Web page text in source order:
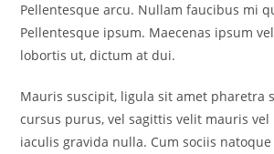
Pellentesque arcu. Nullam faucibus mi
Pellentesque ipsum. Maecenas ipsum
lobortis ut, dictum at dui.
Mauris suscipit, ligula sit amet pharetra
cursus purus, vel sagittis velit mauris vel
iaculis gravida nulla. Cum sociis